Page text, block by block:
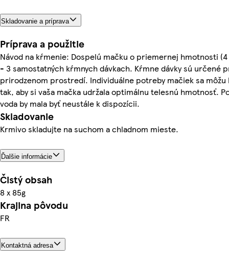
Skladovanie a príprava
Príprava a použitie
Návod na kŕmenie: Dospelú mačku o priemernej hmotnosti
- 3 samostatných kŕmnych dávkach. Kŕmne dávky sú určené
prirodzenom prostredí. Individuálne potreby mačiek sa
tak, aby si vaša mačka udržala optimálnu telesnú hmotnosť.
voda by mala byť neustále k dispozícii.
Skladovanie
Krmivo skladujte na suchom a chladnom mieste.
Ďalšie informácie
Čistý obsah
8 x 85g
Krajina pôvodu
FR
Kontaktná adresa